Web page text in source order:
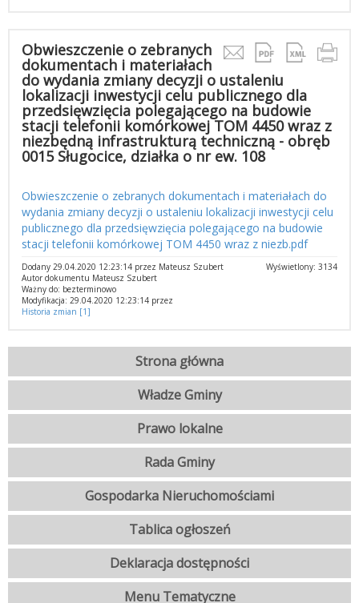
Obwieszczenie o zebranych
dokumentach i materiałach
do wydania zmiany decyzji o ustaleniu
lokalizacji inwestycji celu publicznego dla
przedsięwzięcia polegającego na budowie
stacji telefonii komórkowej TOM 4450 wraz z
niezbędną infrastrukturą techniczną - obręb
0015 Sługocice, działka o nr ew. 108
Obwieszczenie o zebranych dokumentach i materiałach do
wydania zmiany decyzji o ustaleniu lokalizacji inwestycji celu
publicznego dla przedsięwzięcia polegającego na budowie
stacji telefonii komórkowej TOM 4450 wraz z niezb.pdf
Wyświetlony: 3134
Dodany 29.04.2020 12:23:14 przez Mateusz Szubert
Autor dokumentu Mateusz Szubert
Ważny do: bezterminowo
Modyfikacja: 29.04.2020 12:23:14 przez
Historia zmian [1]
Strona główna
Władze Gminy
Prawo lokalne
Rada Gminy
Gospodarka Nieruchomościami
Tablica ogłoszeń
Deklaracja dostępności
Menu Tematyczne